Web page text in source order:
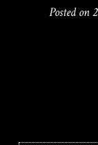
Posted on